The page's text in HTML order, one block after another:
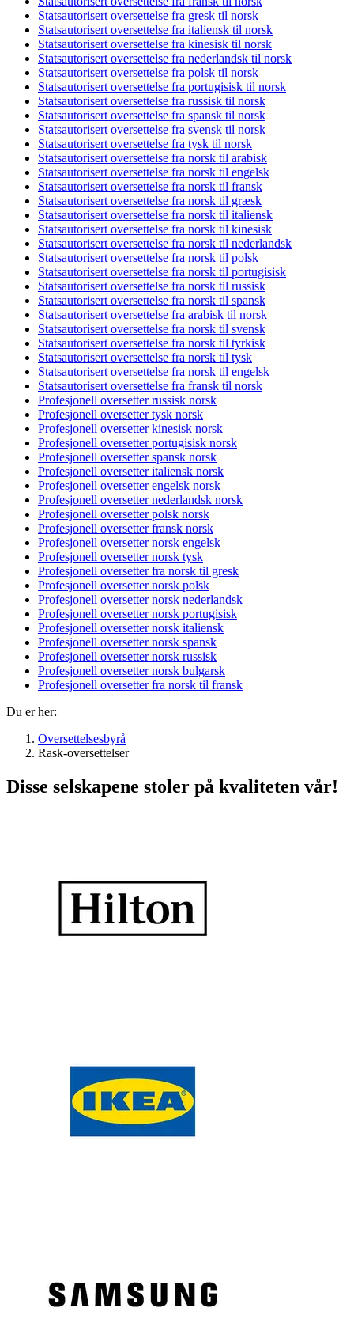
Statsautorisert oversettelse fra gresk til norsk
Statsautorisert oversettelse fra italiensk til norsk
Statsautorisert oversettelse fra kinesisk til norsk
Statsautorisert oversettelse fra nederlandsk til norsk
Statsautorisert oversettelse fra polsk til norsk
Statsautorisert oversettelse fra portugisisk til norsk
Statsautorisert oversettelse fra russisk til norsk
Statsautorisert oversettelse fra spansk til norsk
Statsautorisert oversettelse fra svensk til norsk
Statsautorisert oversettelse fra tysk til norsk
Statsautorisert oversettelse fra norsk til arabisk
Statsautorisert oversettelse fra norsk til engelsk
Statsautorisert oversettelse fra norsk til fransk
Statsautorisert oversettelse fra norsk til græsk
Statsautorisert oversettelse fra norsk til italiensk
Statsautorisert oversettelse fra norsk til kinesisk
Statsautorisert oversettelse fra norsk til nederlandsk
Statsautorisert oversettelse fra norsk til polsk
Statsautorisert oversettelse fra norsk til portugisisk
Statsautorisert oversettelse fra norsk til russisk
Statsautorisert oversettelse fra norsk til spansk
Statsautorisert oversettelse fra arabisk til norsk
Statsautorisert oversettelse fra norsk til svensk
Statsautorisert oversettelse fra norsk til tyrkisk
Statsautorisert oversettelse fra norsk til tysk
Statsautorisert oversettelse fra norsk til engelsk
Statsautorisert oversettelse fra fransk til norsk
Profesjonell oversetter russisk norsk
Profesjonell oversetter tysk norsk
Profesjonell oversetter kinesisk norsk
Profesjonell oversetter portugisisk norsk
Profesjonell oversetter spansk norsk
Profesjonell oversetter italiensk norsk
Profesjonell oversetter engelsk norsk
Profesjonell oversetter nederlandsk norsk
Profesjonell oversetter polsk norsk
Profesjonell oversetter fransk norsk
Profesjonell oversetter norsk engelsk
Profesjonell oversetter norsk tysk
Profesjonell oversetter fra norsk til gresk
Profesjonell oversetter norsk polsk
Profesjonell oversetter norsk nederlandsk
Profesjonell oversetter norsk portugisisk
Profesjonell oversetter norsk italiensk
Profesjonell oversetter norsk spansk
Profesjonell oversetter norsk russisk
Profesjonell oversetter norsk bulgarsk
Profesjonell oversetter fra norsk til fransk
Du er her:
Oversettelsesbyrå
Rask-oversettelser
Disse selskapene stoler på kvaliteten vår!